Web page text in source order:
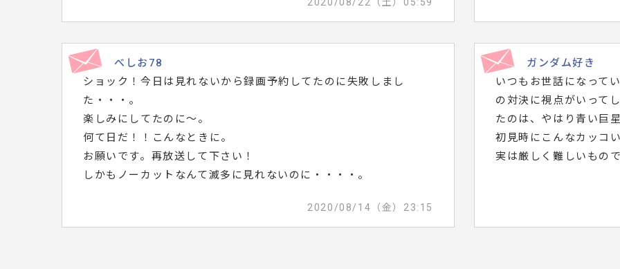
メ
ッ
セ
べしお78
ショック！今日は見れないから録画予約してたのに失敗しまし
た・・・。
楽しみにしてたのに～。
何て日だ！！こんなときに。
お願いです。再放送して下さい！
しかもノーカットなんて滅多に見れないのに・・・・。
2020/08/14（金）23:15
ガンダム好き
いつもお世話になって
の対決に視点がいって
たのは、やはり青い巨
初見時にこんなカッコ
実は厳しく難しいもの